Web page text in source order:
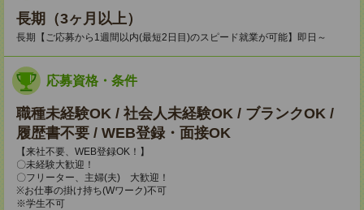
長期（3ヶ月以上）
長期【ご応募から1週間以内(最短2日目)のスピード就業が可能】即日～
応募資格・条件
職種未経験OK / 社会人未経験OK / ブランクOK /
履歴書不要 / WEB登録・面接OK
【来社不要、WEB登録OK！】
〇未経験大歓迎！
〇フリーター、主婦(夫) 大歓迎！
※お仕事の掛け持ち(Wワーク)不可
※学生不可